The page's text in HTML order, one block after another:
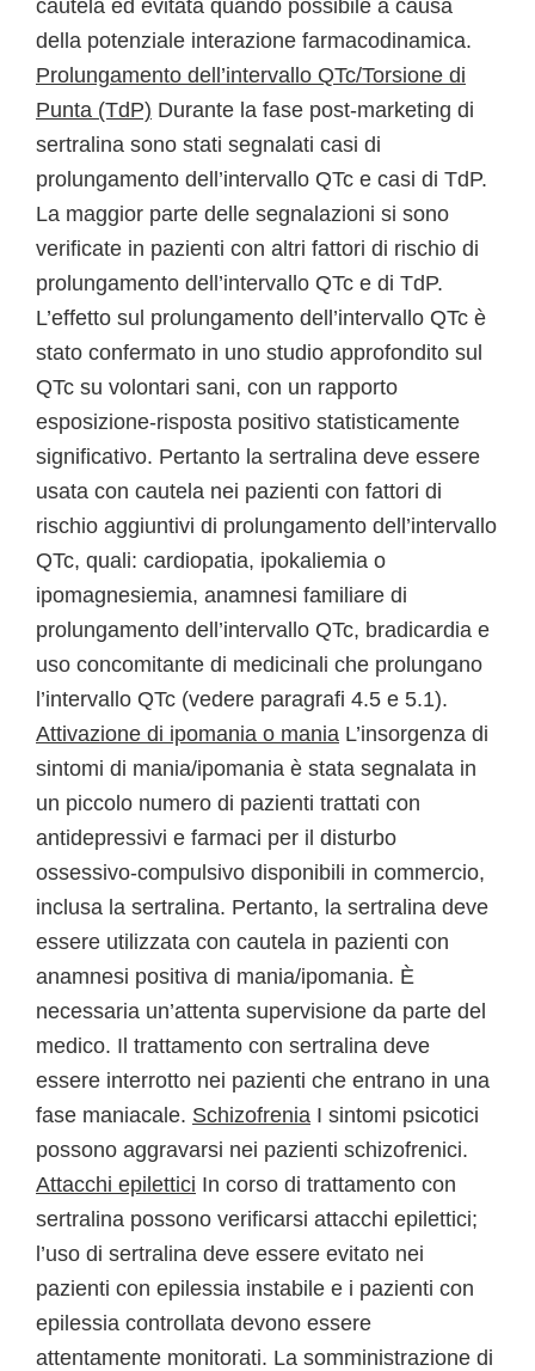
cautela ed evitata quando possibile a causa
della potenziale interazione farmacodinamica.
Prolungamento dell’intervallo QTc/Torsione di
Punta (TdP) Durante la fase post-marketing di
sertralina sono stati segnalati casi di
prolungamento dell’intervallo QTc e casi di TdP.
La maggior parte delle segnalazioni si sono
verificate in pazienti con altri fattori di rischio di
prolungamento dell’intervallo QTc e di TdP.
L’effetto sul prolungamento dell’intervallo QTc è
stato confermato in uno studio approfondito sul
QTc su volontari sani, con un rapporto
esposizione-risposta positivo statisticamente
significativo. Pertanto la sertralina deve essere
usata con cautela nei pazienti con fattori di
rischio aggiuntivi di prolungamento dell’intervallo
QTc, quali: cardiopatia, ipokaliemia o
ipomagnesiemia, anamnesi familiare di
prolungamento dell’intervallo QTc, bradicardia e
uso concomitante di medicinali che prolungano
l’intervallo QTc (vedere paragrafi 4.5 e 5.1).
Attivazione di ipomania o mania L’insorgenza di
sintomi di mania/ipomania è stata segnalata in
un piccolo numero di pazienti trattati con
antidepressivi e farmaci per il disturbo
ossessivo-compulsivo disponibili in commercio,
inclusa la sertralina. Pertanto, la sertralina deve
essere utilizzata con cautela in pazienti con
anamnesi positiva di mania/ipomania. È
necessaria un’attenta supervisione da parte del
medico. Il trattamento con sertralina deve
essere interrotto nei pazienti che entrano in una
fase maniacale. Schizofrenia I sintomi psicotici
possono aggravarsi nei pazienti schizofrenici.
Attacchi epilettici In corso di trattamento con
sertralina possono verificarsi attacchi epilettici;
l’uso di sertralina deve essere evitato nei
pazienti con epilessia instabile e i pazienti con
epilessia controllata devono essere
attentamente monitorati. La somministrazione di